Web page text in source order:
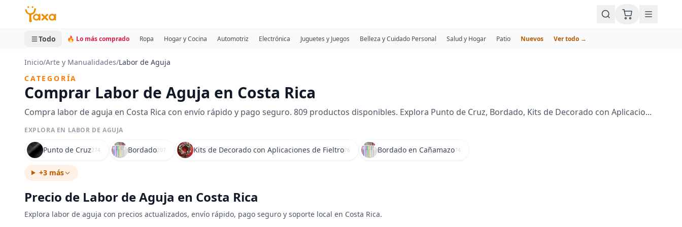
MINI CARRITO
0 productos
Todo 🔥 Lo más comprado Ropa Hogar y Cocina Automotriz Electrónica Juguetes y Juegos Belleza y Cuidado Personal Salud y Hogar Patio Nuevos Ver todo →
Inicio/Arte y Manualidades/Labor de Aguja
CATEGORÍA
Comprar Labor de Aguja en Costa Rica
Compra labor de aguja en Costa Rica con envío rápido y pago seguro. 809 productos disponibles. Explora Punto de Cruz, Bordado, Kits de Decorado con Aplicacio...
EXPLORA EN LABOR DE AGUJA
Punto de Cruz274 Bordado207 Kits de Decorado con Aplicaciones de Fieltro76 Bordado en Cañamazo74
+3 más
Precio de Labor de Aguja en Costa Rica
Explora labor de aguja con precios actualizados, envío rápido, pago seguro y soporte local en Costa Rica.